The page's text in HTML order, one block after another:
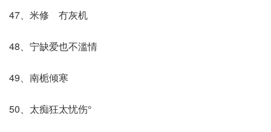
47、米修ゝ冇灰机
48、宁缺爱也不滥情
49、南栀倾寒
50、太痴狂太忧伤°